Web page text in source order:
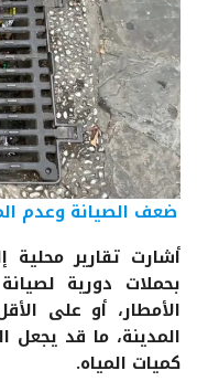
ضعف الصيانة وعدم
أشارت تقارير
بحملات دورية
الأمطار، أو على
المدينة، ما قد يجعل
كميات المياه.